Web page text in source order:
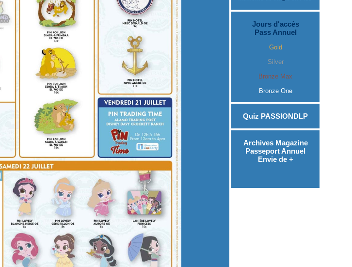
Jours d'accès
Pass Annuel
Gold
Silver
Bronze Max
Bronze One
Quiz PASSIONDLP
Archives Magazine
Passeport Annuel
Envie de +